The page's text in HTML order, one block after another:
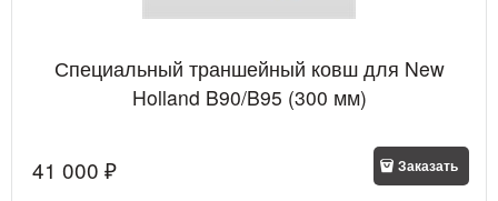
Специальный траншейный ковш для New
Holland B90/B95 (300 мм)
41 000 ₽ Заказать